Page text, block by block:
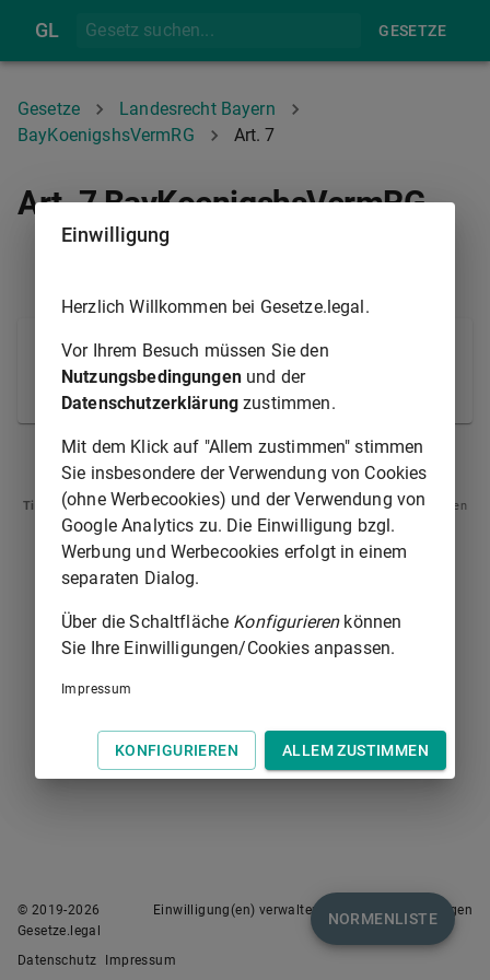
GL GESETZE
Gesetze
Landesrecht Bayern
BayKoenigshsVermRG
Art. 7
Art. 7 BayKoenigshsVermRG
(1)(gegenstandslos)
und (3)(entfallen)
Tipp
: Swipen Sie auf dem Bildschirm links oder rechts zur Navigation zwischen
Normen.
NORMENLISTE
© 2019-2026
Gesetze.legal
Einwilligung(en) verwalten Nutzungsbedingungen
Datenschutz Impressum
Einwilligung
Herzlich Willkommen bei Gesetze.legal.
Vor Ihrem Besuch müssen Sie den
Nutzungsbedingungenund der
Datenschutzerklärung zustimmen.
Mit dem Klick auf "Allem zustimmen" stimmen
Sie insbesondere der Verwendung von Cookies
(ohne Werbecookies) und der Verwendung von
Google Analytics zu. Die Einwilligung bzgl.
Werbung und Werbecookies erfolgt in einem
separaten Dialog.
Über die Schaltfläche Konfigurierenkönnen
Sie Ihre Einwilligungen/Cookies anpassen.
Impressum
KONFIGURIEREN ALLEM ZUSTIMMEN